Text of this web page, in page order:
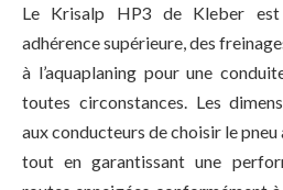
Le Krisalp HP3 de Kleber
adhérence supérieure, des
à l’aquaplaning pour une
toutes circonstances. Les
aux conducteurs de choisir le pneu
tout en garantissant une